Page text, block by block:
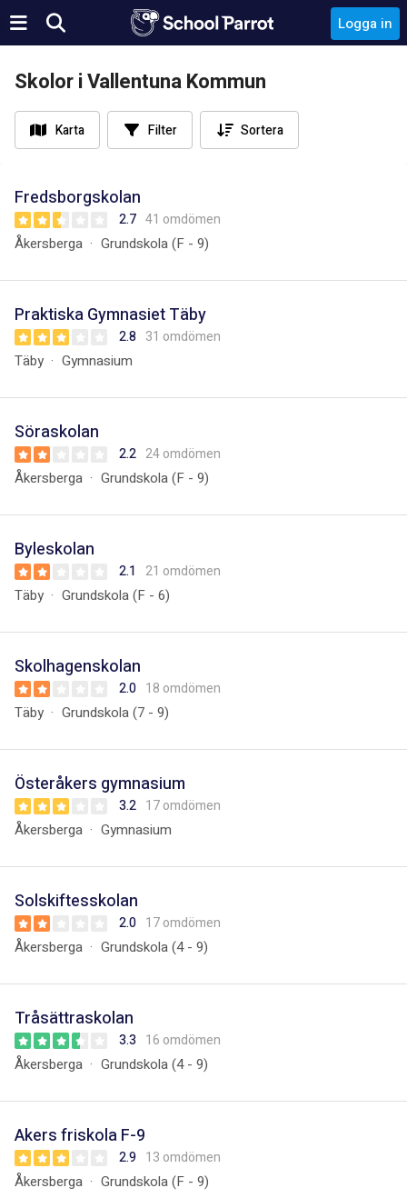
Logga in
Skolor i Vallentuna Kommun
Karta Filter Sortera
Fredsborgskolan
2.7 41 omdömen
Åkersberga Grundskola (F - 9)
Praktiska Gymnasiet Täby
2.8 31 omdömen
Täby Gymnasium
Söraskolan
2.2 24 omdömen
Åkersberga Grundskola (F - 9)
Byleskolan
2.1 21 omdömen
Täby Grundskola (F - 6)
Skolhagenskolan
2.0 18 omdömen
Täby Grundskola (7 - 9)
Österåkers gymnasium
3.2 17 omdömen
Åkersberga Gymnasium
Solskiftesskolan
2.0 17 omdömen
Åkersberga Grundskola (4 - 9)
Tråsättraskolan
3.3 16 omdömen
Åkersberga Grundskola (4 - 9)
Akers friskola F-9
2.9 13 omdömen
Åkersberga Grundskola (F - 9)